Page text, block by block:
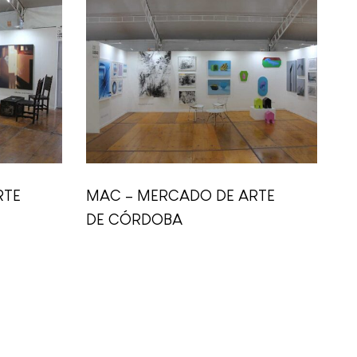
MAC – MERCADO DE ARTE
DE CÓRDOBA